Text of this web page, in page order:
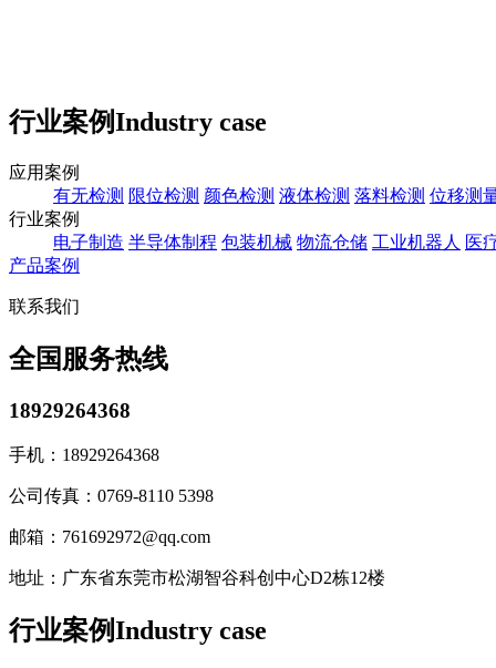
行业案例Industry case
应用案例
有无检测 限位检测 颜色检测 液体检测 落料检测 位移测
行业案例
电子制造 半导体制程 包装机械 物流仓储 工业机器人 医
产品案例
联系我们
全国服务热线
18929264368
手机： 18929264368
公司传真： 0769-8110 5398
邮箱： 761692972@qq.com
地址： 广东省东莞市松湖智谷科创中心D2栋12楼
行业案例Industry case